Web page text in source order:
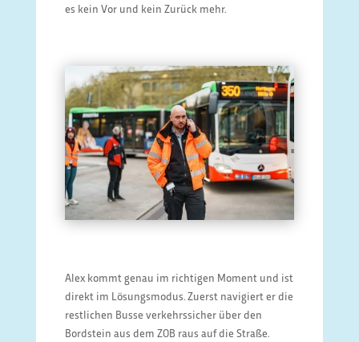
es kein Vor und kein Zurück mehr.
Alex kommt genau im richtigen Moment und ist
direkt im Lösungsmodus. Zuerst navigiert er die
restlichen Busse verkehrssicher über den
Bordstein aus dem ZOB raus auf die Straße.